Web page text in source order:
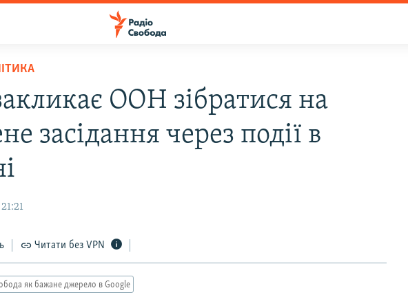
ООН зібратися на
засідання через події в
Читати без VPN
як бажане джерело в Google